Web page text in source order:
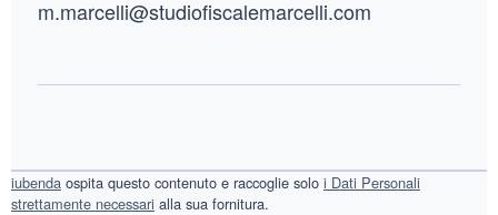
m.marcelli@studiofiscalemarcelli.com
iubenda ospita questo contenuto e raccoglie solo i Dati Personali
strettamente necessari alla sua fornitura.